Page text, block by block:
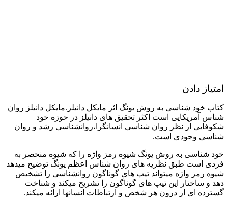
امتیاز دادن
کتاب خود شناسی به روش یونگ اثر مایکل دانیلز.مایکل دانیلز روان
شناس آمریکایی است اکثر تحقیق های دانیلز در حوزه خود
شکوفایی از نظر روان شناسی انسانگرا،روانشناسی رشد و روان
شناسی وجودی است.
خود شناسی به روش یونگ شیوه رمز واژه را که شیوه منحصر به
فردی است طبق نظریه های روان شناس اعظم یونگ توضیح میدهد
شیوه رمز واژه میتواند تیپ های گوناگون روانشناسی را تشخیص
دهد و ساختار این تیپ های گوناگون را تشریح میکند و شناخت
گسترده ای از درون هر شخص و ارتباطات انسانها ارائه میکند.